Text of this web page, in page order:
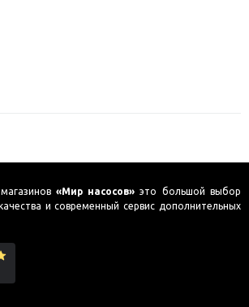
«Мир насосов» это большой выбор
и современный сервис дополнительных